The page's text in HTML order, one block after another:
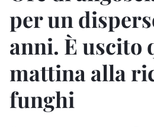
per un
anni. È uscito
mattina alla
funghi